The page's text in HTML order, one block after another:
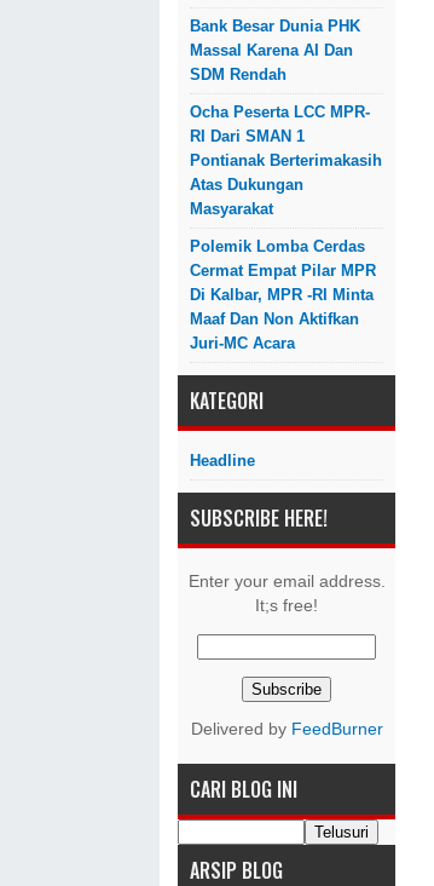
Bank Besar Dunia PHK
Massal Karena AI Dan
SDM Rendah
Ocha Peserta LCC MPR-
RI Dari SMAN 1
Pontianak Berterimakasih
Atas Dukungan
Masyarakat
Polemik Lomba Cerdas
Cermat Empat Pilar MPR
Di Kalbar, MPR -RI Minta
Maaf Dan Non Aktifkan
Juri-MC Acara
KATEGORI
Headline
SUBSCRIBE HERE!
Enter your email address.
It;s free!
Delivered by FeedBurner
CARI BLOG INI
ARSIP BLOG